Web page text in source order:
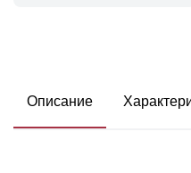
Описание